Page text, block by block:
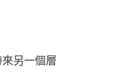
另一個層